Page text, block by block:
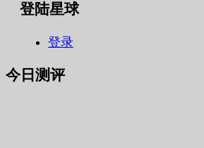
登陆星球
登录
今日测评